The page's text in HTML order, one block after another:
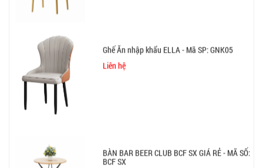
Ghế Ăn nhập khẩu ELLA - Mã SP: GNK05
Liên hệ
BÀN BAR BEER CLUB BCF SX GIÁ RẺ - MÃ SỐ:
BCF SX